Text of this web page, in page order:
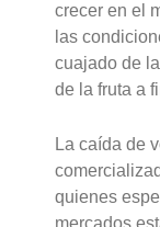
crecer en el
las
cuajado de
de la fruta a
La caída de
quienes
mercados